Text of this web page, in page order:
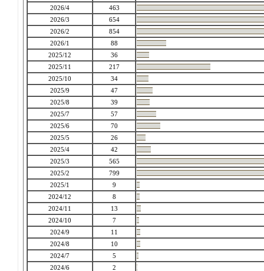
2026/4
463
2026/3
654
2026/2
854
2026/1
88
2025/12
36
2025/11
217
2025/10
34
2025/9
47
2025/8
39
2025/7
57
2025/6
70
2025/5
26
2025/4
42
2025/3
565
2025/2
799
2025/1
9
2024/12
8
2024/11
13
2024/10
7
2024/9
11
2024/8
10
2024/7
5
2024/6
2